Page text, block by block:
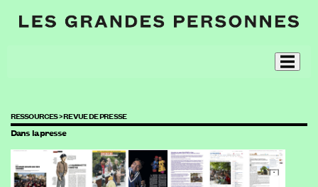
RESSOURCES >REVUE DE PRESSE
Dans la presse